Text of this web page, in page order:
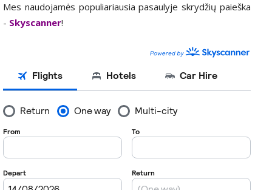
Mes naudojamės populiariausia pasaulyje skrydžių paieška
- Skyscanner!